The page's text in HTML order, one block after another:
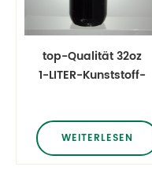
top-Qualität 32oz
1-LITER-Kunststoff-
WEITERLESEN